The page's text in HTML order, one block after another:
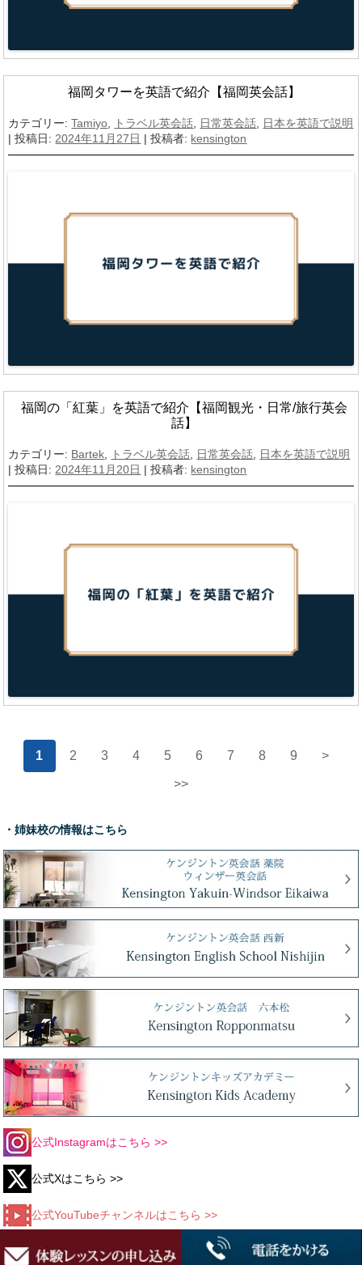
福岡タワーを英語で紹介【福岡英会話】
カテゴリー:Tamiyo トラベル英会話 日常英会話
日本を英語で説明
| 投稿日: 2024年11月27日 |投稿者: kensington
福岡の「紅葉」を英語で紹介【福岡観光・日常/旅行英会
話】
カテゴリー: Bartek トラベル英会話 日常英会話
日本を英語で説明
| 投稿日: 2024年11月20日 |投稿者: kensington
1 2 3 4 5 6 7 8 9 >
>>
・姉妹校の情報はこちら
公式Instagramはこちら >>
公式Xはこちら >>
公式YouTubeチャンネルはこちら >>
公式Facebookはこちら >>